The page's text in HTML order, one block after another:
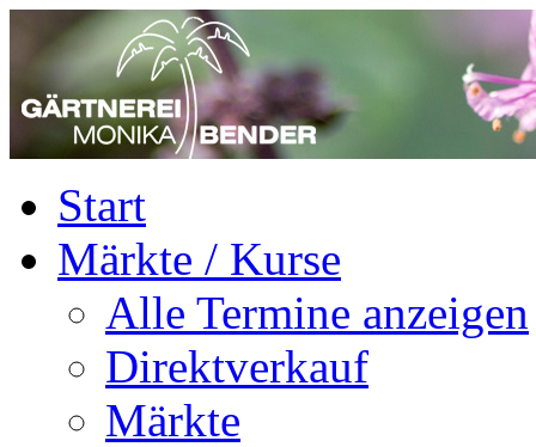
Start
Märkte / Kurse
Alle Termine anzeigen
Direktverkauf
Märkte